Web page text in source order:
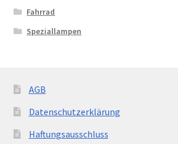
Fahrrad
Speziallampen
AGB
Datenschutzerklärung
Haftungsausschluss